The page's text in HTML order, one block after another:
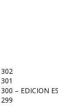
– EDICION